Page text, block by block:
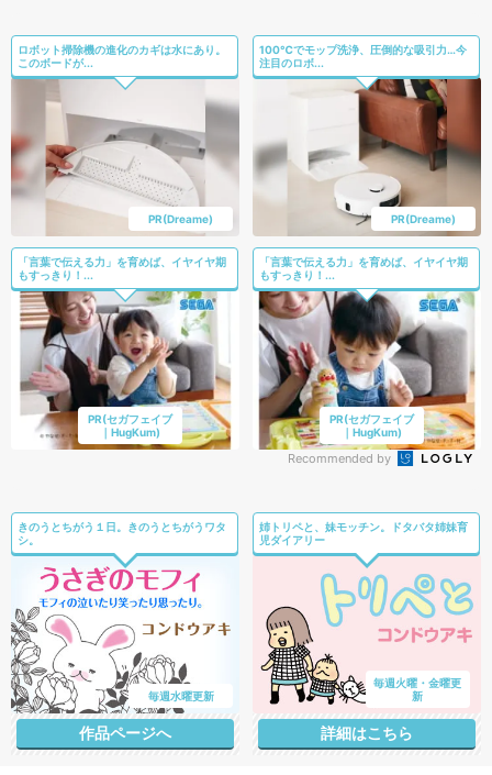
ロボット掃除機の進化のカギは水にあり。
このボードが...
PR(Dreame)
100℃でモップ洗浄、圧倒的な吸引力…今
注目のロボ...
PR(Dreame)
「言葉で伝える力」を育めば、イヤイヤ期
もすっきり！...
PR(セガフェイブ
｜HugKum)
「言葉で伝える力」を育めば、イヤイヤ期
もすっきり！...
PR(セガフェイブ
｜HugKum)
Recommended by
きのうとちがう１日。きのうとちがうワタ
シ。
毎週水曜更新
作品ページへ
姉トリペと、妹モッチン。ドタバタ姉妹育
児ダイアリー
毎週火曜・金曜更
新
詳細はこちら